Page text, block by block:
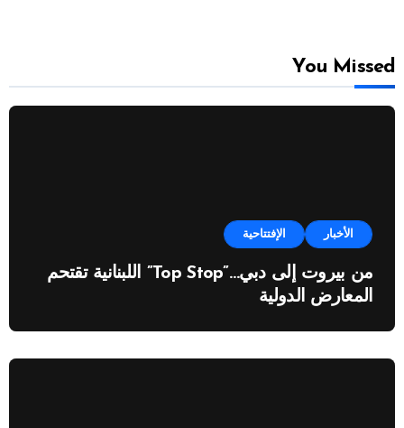
You Missed
الأخبار الإفتتاحية
من بيروت إلى دبي…”Top Stop” اللبنانية تقتحم
المعارض الدولية